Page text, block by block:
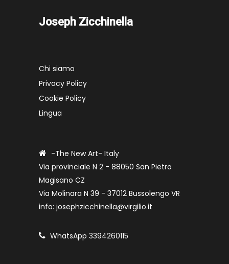
Joseph Zicchinella
Chi siamo
Privacy Policy
Cookie Policy
Lingua
-The New Art- Italy
Via provinciale N 2 - 88050 San Pietro
Magisano CZ
Via Molinara N 39 - 37012 Bussolengo VR
info: josephzicchinella@virgilio.it
WhatsApp 3394260115